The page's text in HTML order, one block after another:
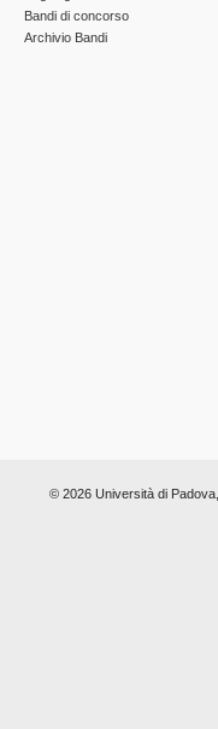
Bandi di concorso
Archivio Bandi
© 2026 Università di Padova,